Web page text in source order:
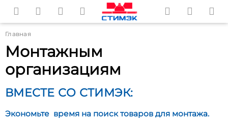
Главная
Монтажным
организациям
ВМЕСТЕ СО СТИМЭК:
Экономьте время на поиск товаров для монтажа.